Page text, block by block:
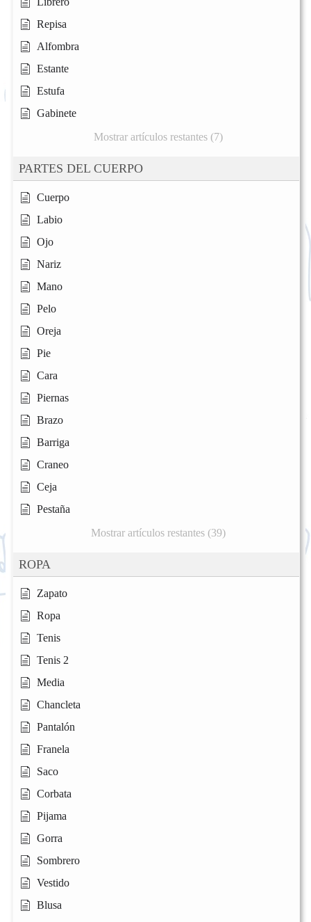
Repisa
Alfombra
Estante
Estufa
Gabinete
Mostrar artículos restantes (7)
PARTES DEL CUERPO
Cuerpo
Labio
Ojo
Nariz
Mano
Pelo
Oreja
Pie
Cara
Piernas
Brazo
Barriga
Craneo
Ceja
Pestaña
Mostrar artículos restantes (39)
ROPA
Zapato
Ropa
Tenis
Tenis 2
Media
Chancleta
Pantalón
Franela
Saco
Corbata
Pijama
Gorra
Sombrero
Vestido
Blusa